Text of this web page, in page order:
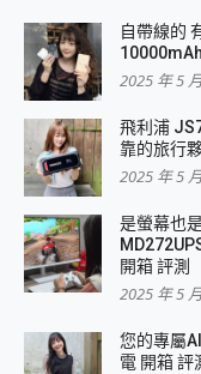
自帶線的
2025 年 5
飛利浦
靠的旅行
2025 年 5
是螢幕也
開箱 評測
2025 年 5
您的專屬
電 開箱 評